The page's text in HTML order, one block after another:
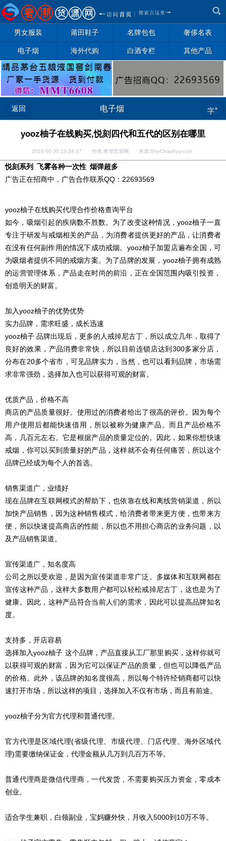
男女服装 莆田鞋子 名牌包包 奢侈名表
电子烟 海外代购 白酒专栏 其他产品
返回 电子烟 字+
yooz柚子在线购买,悦刻四代和五代的区别在哪里
2024-06-30 23:34:07 作者:奢潮货源网 来源:SheChaohyw.com
悦刻系列 飞雾各种一次性 烟弹超多
广告正在招商中，广告合作联系QQ：22693569
yooz柚子在线购买代理合作价格查询平台
如今，吸烟引起的疾病数不胜数。为了改变这种情况，yooz柚子一直
专注于研发与戒烟相关的产品，为消费者提供更好的产品，让消费者
在没有任何副作用的情况下成功戒烟。yooz柚子加盟店遍布全国，可
为吸烟者提供不同的戒烟方案。为了品牌的发展，yooz柚子拥有成熟
的运营管理体系，产品走在时尚的前沿，正在全国范围内吸引投资，
创造明天的财富。
加入yooz柚子的优势优势
实力品牌，需求旺盛，成长迅速
yooz柚子 品牌出现后，更多的人戒掉尼古丁，所以成立几年，取得了
良好的效果，产品消费非常快，所以目前连锁店达到300多家分店，
分布在20多个省市，可见品牌实力，当然，也可以看到品牌，市场需
求非常强劲，选择加入也可以获得可观的财富。
优质产品，价格不高
商店的产品质量很好。使用过的消费者给出了很高的评价。因为每个
用户使用后都能快速借用，所以被称为健康产品。而且产品价格不
高，几百元左右。它是根据产品的质量定位的。因此，如果你想快速
戒烟，你可以买到质量好的产品，这样就不会有任何痛苦，所以这个
品牌已经成为每个人的首选。
销售渠道广，业绩好
现在品牌在互联网模式的帮助下，也依靠在线和离线营销渠道，所以
加快产品销售，因为这种销售模式，给消费者带来更方便，也带来方
便，所以快速提高商店的性能，所以也不用担心商店的业务问题，以
及产品销售渠道。
宣传渠道广，知名度高
公司之所以受欢迎，是因为宣传渠道非常广泛。多媒体和互联网都在
宣传这种产品，这样大多数用户都可以轻松戒掉尼古丁，这也是为了
健康。因此，这种产品符合当前人们的需求，因此可以提高品牌知名
度。
支持多，开店容易
选择加入yooz柚子 这个品牌，产品直接从工厂那里购买，这样你就可
以获得可观的财富，因为它可以保证产品的质量，但也可以降低产品
的价格。此外，该品牌的知名度很高，所以每个特许经销商都可以快
速打开市场，所以这样的项目，选择加入不仅有市场，而且有前途。
yooz柚子分为官方代理和普通代理。
官方代理是区域代理(省级代理、市级代理、门店代理、海外区域代
理)需要缴纳保证金，代理金额从几万到几百万不等。
普通代理商是微信代理商，一代发货，不需要购买压力资金，零成本
创业。
适合学生兼职，白领副业，宝妈赚外快，月收入5000到10万不等。